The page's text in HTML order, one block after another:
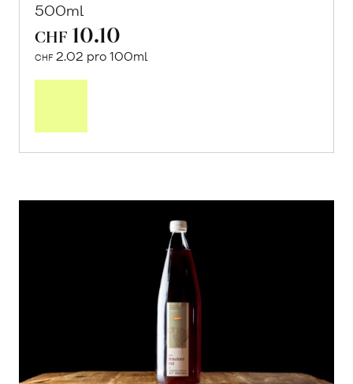
500ml
CHF 10.10
CHF 2.02 pro 100ml